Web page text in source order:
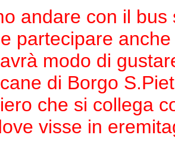
andare con il
partecipare
modo di
di Borgo
che si collega
visse in